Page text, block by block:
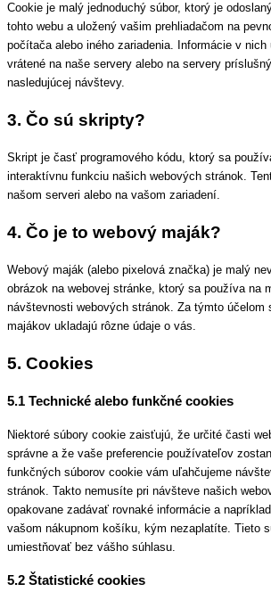
Cookie je malý jednoduchý súbor, ktorý je
tohto webu a uložený vašim prehliadačom na
počítača alebo iného zariadenia. Informácie v
vrátené na naše servery alebo na servery
nasledujúcej návštevy.
3. Čo sú skripty?
Skript je časť programového kódu, ktorý sa
interaktívnu funkciu našich webových stránok.
našom serveri alebo na vašom zariadení.
4. Čo je to webový maják?
Webový maják (alebo pixelová značka) je malý
obrázok na webovej stránke, ktorý sa používa na
návštevnosti webových stránok. Za týmto účelom
majákov ukladajú rôzne údaje o vás.
5. Cookies
5.1 Technické alebo funkčné cookies
Niektoré súbory cookie zaisťujú, že určité časti
správne a že vaše preferencie používateľov
funkčných súborov cookie vám uľahčujeme
stránok. Takto nemusíte pri návšteve našich
opakovane zadávať rovnaké informácie a
vašom nákupnom košíku, kým nezaplatíte. Tieto
umiestňovať bez vášho súhlasu.
5.2 Štatistické cookies